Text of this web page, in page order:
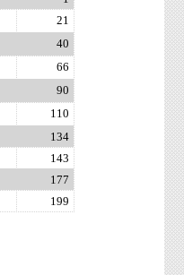
21
40
66
90
110
134
143
177
199